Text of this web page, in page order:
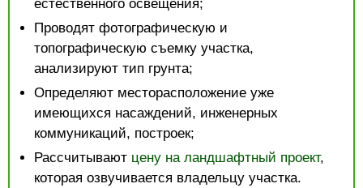
естественного освещения;
Проводят фотографическую и
топографическую съемку участка,
анализируют тип грунта;
Определяют месторасположение уже
имеющихся насаждений, инженерных
коммуникаций, построек;
Рассчитывают цену на ландшафтный проект,
которая озвучивается владельцу участка.